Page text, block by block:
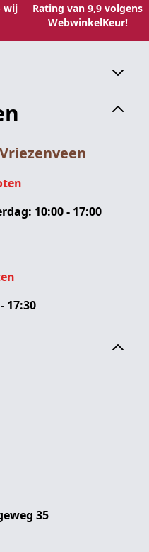
wij
Rating van 9,9 volgens
WebwinkelKeur!
10:00 - 17:00
17:30
35